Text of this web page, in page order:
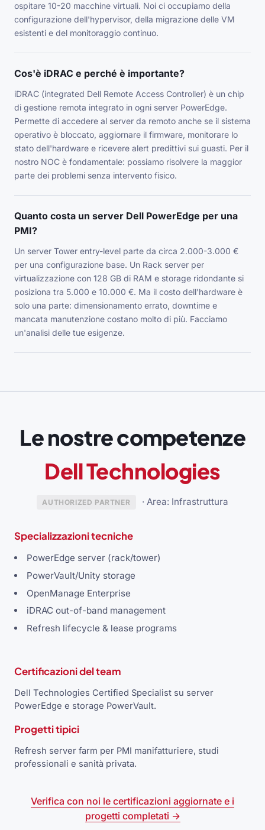
ospitare 10-20 macchine virtuali. Noi ci occupiamo della
configurazione dell'hypervisor, della migrazione delle VM
esistenti e del monitoraggio continuo.
Cos'è iDRAC e perché è importante?
iDRAC (integrated Dell Remote Access Controller) è un chip
di gestione remota integrato in ogni server PowerEdge.
Permette di accedere al server da remoto anche se il sistema
operativo è bloccato, aggiornare il firmware, monitorare lo
stato dell'hardware e ricevere alert predittivi sui guasti. Per il
nostro NOC è fondamentale: possiamo risolvere la maggior
parte dei problemi senza intervento fisico.
Quanto costa un server Dell PowerEdge per una
PMI?
Un server Tower entry-level parte da circa 2.000-3.000 €
per una configurazione base. Un Rack server per
virtualizzazione con 128 GB di RAM e storage ridondante si
posiziona tra 5.000 e 10.000 €. Ma il costo dell'hardware è
solo una parte: dimensionamento errato, downtime e
mancata manutenzione costano molto di più. Facciamo
un'analisi delle tue esigenze.
Le nostre competenze
Dell Technologies
AUTHORIZED PARTNER · Area: Infrastruttura
Specializzazioni tecniche
PowerEdge server (rack/tower)
PowerVault/Unity storage
OpenManage Enterprise
iDRAC out-of-band management
Refresh lifecycle & lease programs
Certificazioni del team
Dell Technologies Certified Specialist su server
PowerEdge e storage PowerVault.
Progetti tipici
Refresh server farm per PMI manifatturiere, studi
professionali e sanità privata.
Verifica con noi le certificazioni aggiornate e i
progetti completati →